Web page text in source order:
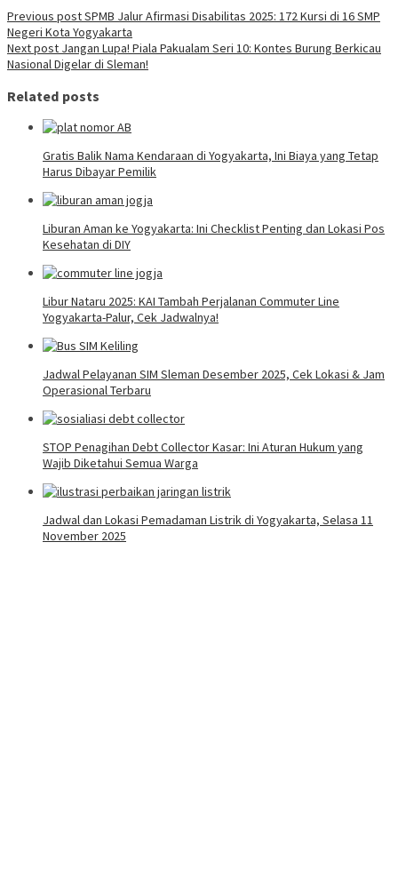
Previous postSPMB Jalur Afirmasi Disabilitas 2025: 172 Kursi di 16 SMP
Negeri Kota Yogyakarta
Next post Jangan Lupa! Piala Pakualam Seri 10: Kontes Burung Berkicau
Nasional Digelar di Sleman!
Related posts
Gratis Balik Nama Kendaraan di Yogyakarta, Ini Biaya yang Tetap
Harus Dibayar Pemilik
Liburan Aman ke Yogyakarta: Ini Checklist Penting dan Lokasi Pos
Kesehatan di DIY
Libur Nataru 2025: KAI Tambah Perjalanan Commuter Line
Yogyakarta-Palur, Cek Jadwalnya!
Jadwal Pelayanan SIM Sleman Desember 2025, Cek Lokasi & Jam
Operasional Terbaru
STOP Penagihan Debt Collector Kasar: Ini Aturan Hukum yang
Wajib Diketahui Semua Warga
Jadwal dan Lokasi Pemadaman Listrik di Yogyakarta, Selasa 11
November 2025